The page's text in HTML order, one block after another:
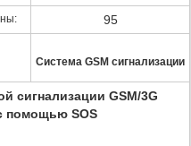
95
Система GSM сигнализации
сигнализации GSM/3G
помощью SOS